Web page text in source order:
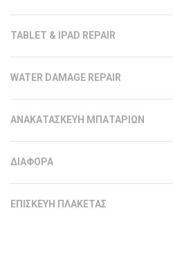
TABLET & IPAD REPAIR
WATER DAMAGE REPAIR
ΑΝΑΚΑΤΑΣΚΕΥΗ ΜΠΑΤΑΡΙΩΝ
ΔΙΑΦΟΡΑ
ΕΠΙΣΚΕΥΗ ΠΛΑΚΕΤΑΣ